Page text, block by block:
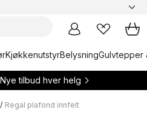
KjøkkenutstyrBelysningGulvtepper
tilbud hver helg
/ Regal plafond innfelt